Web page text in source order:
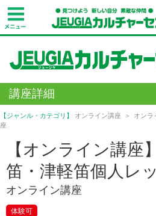
講座詳細
【ジャンル・カテゴリ】 オンライン講座 オンラ
座
【オンライン講座
笛・津軽笛個人レ
オンライン講座
体験可